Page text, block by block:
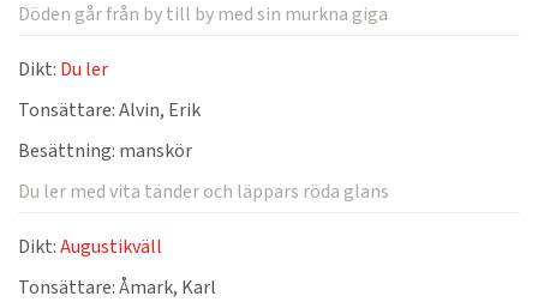
Döden går från by till by med sin murkna giga
Dikt: Du ler
Tonsättare:Alvin, Erik
Besättning: manskör
Du ler med vita tänder och läppars röda glans
Dikt:Augustikväll
Tonsättare:Åmark, Karl